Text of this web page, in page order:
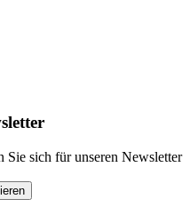
Sie sich für unseren Newsletter